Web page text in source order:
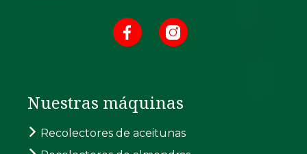
Nuestras máquinas
Recolectores de aceitunas